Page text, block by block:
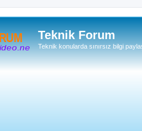
Teknik Forum
Teknik konularda sınırsız bilgi